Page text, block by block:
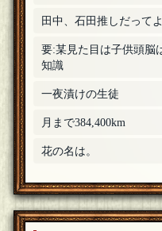
田中、石田推しだってよ
要:某見た目は子供頭脳
知識
一夜漬けの生徒
月まで384,400km
花の名は。